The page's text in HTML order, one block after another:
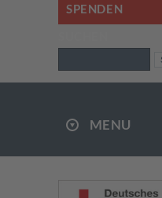
SPENDEN
MENU